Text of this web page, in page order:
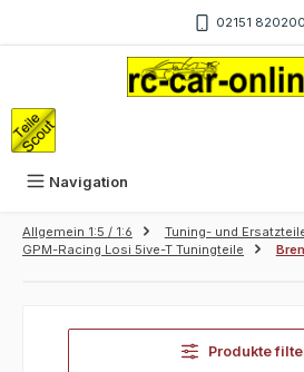
02151 820200
Navigation
Allgemein 1:5 / 1:6 Tuning- und
GPM-Racing Losi 5ive-T Tuningteile
Produkte